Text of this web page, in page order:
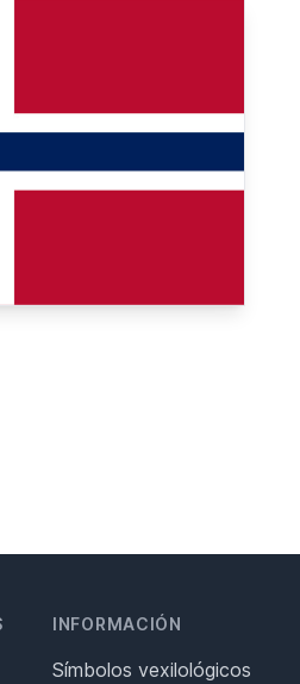
INFORMACIÓN
Símbolos vexilológicos